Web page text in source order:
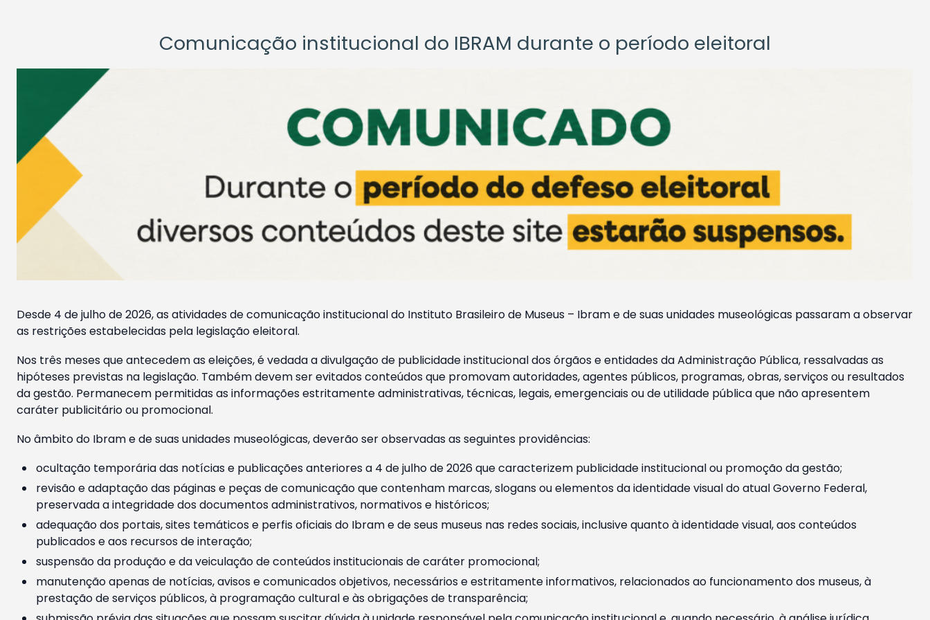
Comunicação institucional do IBRAM durante o período eleitoral
Desde 4 de julho de 2026, as atividades de comunicação institucional do Instituto Brasileiro de Museus – Ibram e de suas unidades museológicas passaram a observar
as restrições estabelecidas pela legislação eleitoral.
Nos três meses que antecedem as eleições, é vedada a divulgação de publicidade institucional dos órgãos e entidades da Administração Pública, ressalvadas as
hipóteses previstas na legislação. Também devem ser evitados conteúdos que promovam autoridades, agentes públicos, programas, obras, serviços ou resultados
da gestão. Permanecem permitidas as informações estritamente administrativas, técnicas, legais, emergenciais ou de utilidade pública que não apresentem
caráter publicitário ou promocional.
No âmbito do Ibram e de suas unidades museológicas, deverão ser observadas as seguintes providências:
ocultação temporária das notícias e publicações anteriores a 4 de julho de 2026 que caracterizem publicidade institucional ou promoção da gestão;
revisão e adaptação das páginas e peças de comunicação que contenham marcas, slogans ou elementos da identidade visual do atual Governo Federal,
preservada a integridade dos documentos administrativos, normativos e históricos;
adequação dos portais, sites temáticos e perfis oficiais do Ibram e de seus museus nas redes sociais, inclusive quanto à identidade visual, aos conteúdos
publicados e aos recursos de interação;
suspensão da produção e da veiculação de conteúdos institucionais de caráter promocional;
manutenção apenas de notícias, avisos e comunicados objetivos, necessários e estritamente informativos, relacionados ao funcionamento dos museus, à
prestação de serviços públicos, à programação cultural e às obrigações de transparência;